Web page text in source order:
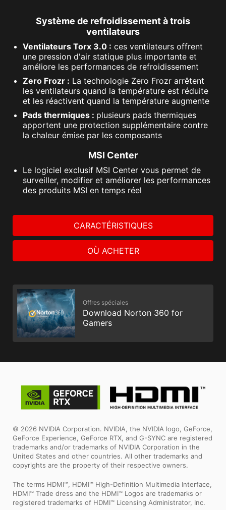
Système de refroidissement à trois
ventilateurs
Ventilateurs Torx 3.0 : ces ventilateurs offrent
une pression d'air statique plus importante et
améliore les performances de refroidissement
Zero Frozr : La technologie Zero Frozr arrêtent
les ventilateurs quand la température est réduite
et les réactivent quand la température augmente
Pads thermiques : plusieurs pads thermiques
apportent une protection supplémentaire contre
la chaleur émise par les composants
MSI Center
Le logiciel exclusif MSI Center vous permet de
surveiller, modifier et améliorer les performances
des produits MSI en temps réel
CARACTÉRISTIQUES
OÙ ACHETER
Offres spéciales
Download Norton 360 for
Gamers
© 2026 NVIDIA Corporation. NVIDIA, the NVIDIA logo, GeForce,
GeForce Experience, GeForce RTX, and G-SYNC are registered
trademarks and/or trademarks of NVIDIA Corporation in the
United States and other countries. All other trademarks and
copyrights are the property of their respective owners.
The terms HDMI™, HDMI™ High-Definition Multimedia Interface,
HDMI™ Trade dress and the HDMI™ Logos are trademarks or
registered trademarks of HDMI™ Licensing Administrator, Inc.